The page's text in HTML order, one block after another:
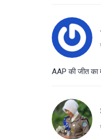
AAP की जीत का